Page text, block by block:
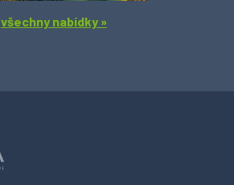
všechny nabídky »